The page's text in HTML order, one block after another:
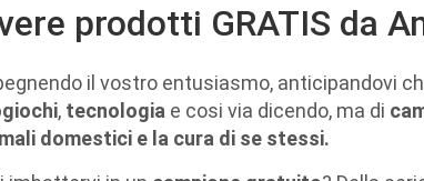
prodotti GRATIS da
il vostro entusiasmo, anticipandovi
, tecnologia e cosi via dicendo, ma di
domestici e la cura di se stessi.